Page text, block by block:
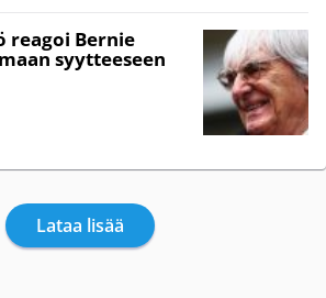
reagoi Bernie
syytteeseen
Lataa lisää